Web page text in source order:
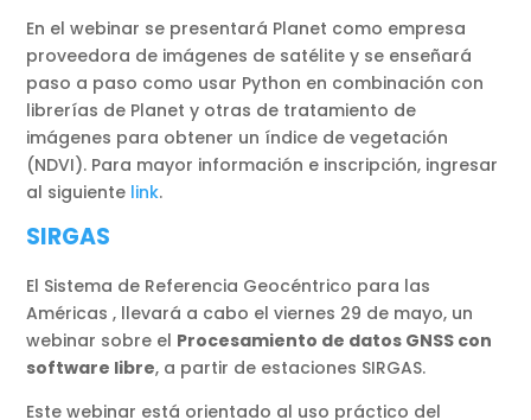
En el webinar se presentará Planet como empresa
proveedora de imágenes de satélite y se enseñará
paso a paso como usar Python en combinación con
librerías de Planet y otras de tratamiento de
imágenes para obtener un índice de vegetación
(NDVI). Para mayor información e inscripción, ingresar
al siguiente link.
SIRGAS
El Sistema de Referencia Geocéntrico para las
Américas , llevará a cabo el viernes 29 de mayo, un
webinar sobre el Procesamiento de datos GNSS con
software libre, a partir de estaciones SIRGAS.
Este webinar está orientado al uso práctico del